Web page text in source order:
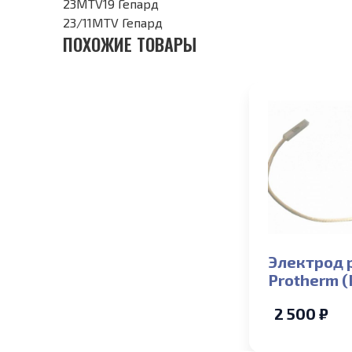
23MTV19 Гепард
23/11MTV Гепард
ПОХОЖИЕ ТОВАРЫ
Электрод
Protherm
(N-RU)),
2 500 ₽